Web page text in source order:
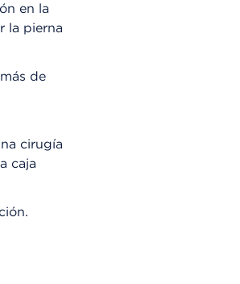
en la
la pierna
de
cirugía
caja